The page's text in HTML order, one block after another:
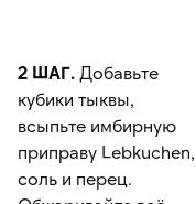
2 ШАГ. Добавьте
кубики тыквы,
всыпьте имбирную
приправу Lebkuchen,
соль и перец.